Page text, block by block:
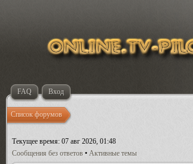
FAQ Вход
Список форумов
Текущее время: 07 авг 2026, 01:48
Сообщения без ответов • Активные темы